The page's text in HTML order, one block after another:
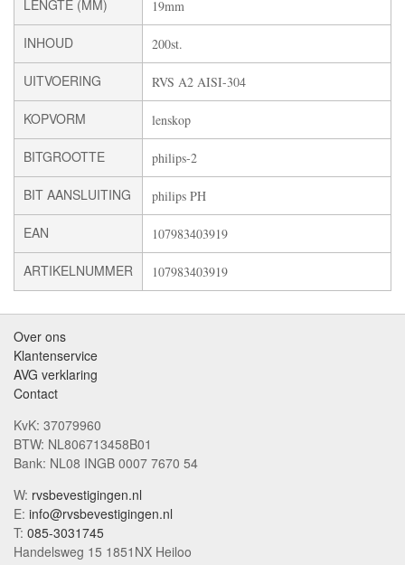
LENGTE (MM) 19mm
INHOUD 200st.
UITVOERING RVS A2 AISI-304
KOPVORM lenskop
BITGROOTTE philips-2
BIT AANSLUITING philips PH
EAN 107983403919
ARTIKELNUMMER 107983403919
Over ons
Klantenservice
AVG verklaring
Contact
KvK: 37079960
BTW: NL806713458B01
Bank: NL08 INGB 0007 7670 54
W: rvsbevestigingen.nl
E: info@rvsbevestigingen.nl
T: 085-3031745
Handelsweg 15 1851NX Heiloo